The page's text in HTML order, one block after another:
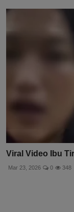
Viral Video Ibu
Mar 23, 2026 0 348